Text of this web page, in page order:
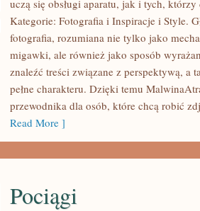
INSPIRACJE
STYLE
uczą się obsługi aparatu, jak i tych,
Kategorie: Fotografia i Inspiracje i Style.
fotografia, rozumiana nie tylko jako
migawki, ale również jako sposób
znaleźć treści związane z perspektywą, a
pełne charakteru. Dzięki temu
przewodnika dla osób, które chcą robić
Read More ]
Pociągi